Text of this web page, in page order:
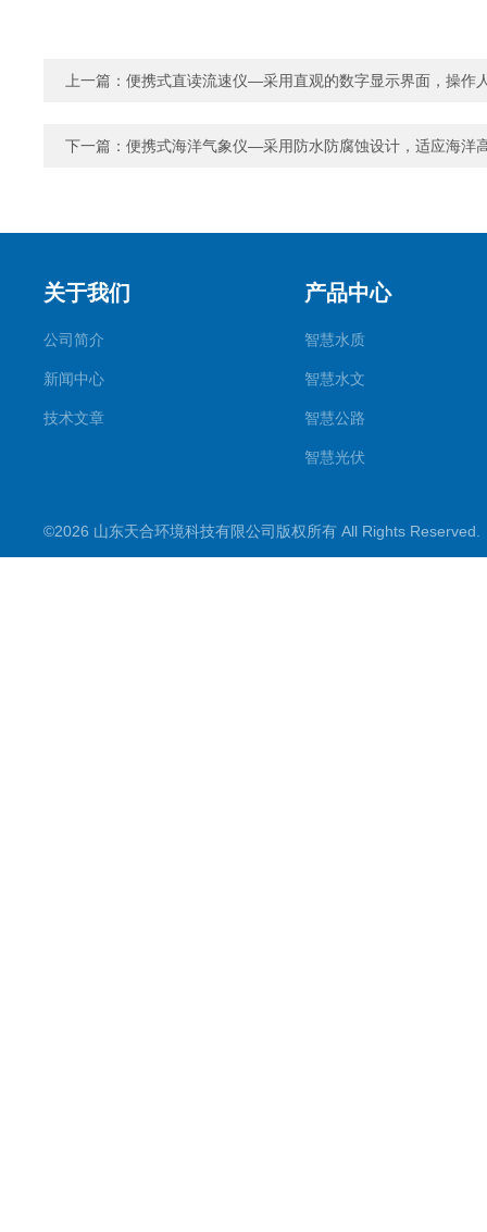
上一篇： 便携式直读流速仪—采用直观的数字显示界面，操作
下一篇： 便携式海洋气象仪—采用防水防腐蚀设计，适应海洋
关于我们
公司简介
新闻中心
技术文章
产品中心
智慧水质
智慧水文
智慧公路
智慧光伏
智慧农业
©2026 山东天合环境科技有限公司版权所有 All Rights